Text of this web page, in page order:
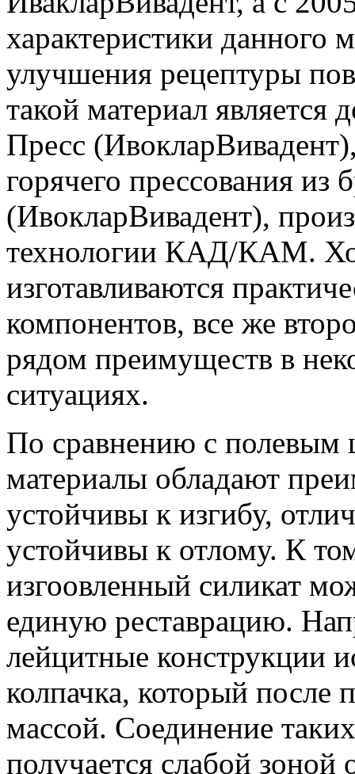
характеристики данного
улучшения рецептуры
такой материал
Пресс
горячего прессования
(ИвокларВивадент),
технологии КАД/КАМ.
изготавливаются
компонентов, все же
рядом преимуществ в
ситуациях.
По сравнению с полевым
материалы обладают
устойчивы к изгибу,
устойчивы к отлому. К
изгоовленный силикат
единую реставрацию.
лейцитные конструкции
колпачка, который после
массой. Соединение
получается слабой зоной